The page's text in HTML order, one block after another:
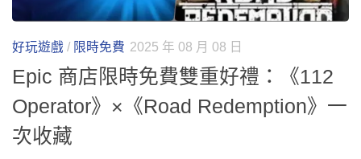
好玩遊戲 / 限時免費 2025 年 08 月 08 日
Epic 商店限時免費雙重好禮：《112
Operator》×《Road Redemption》一
次收藏